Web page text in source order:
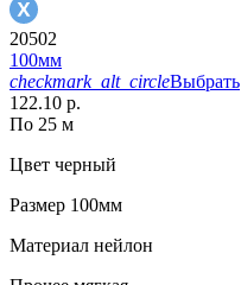
20502
100мм
checkmark_alt_circleВыбрать
122.10 р.
По 25 м
Цвет черный
Размер 100мм
Материал нейлон